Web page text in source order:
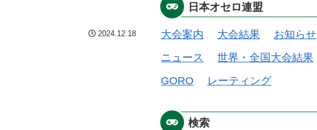
2024.12.18
日本オセロ連盟
大会案内 大会結果
お知らせ
ニュース
世界・全国大会結果
GORO
レーティング
検索